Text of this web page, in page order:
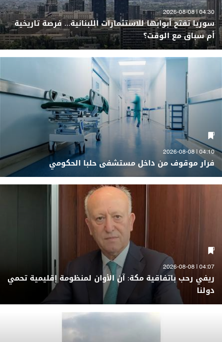
04:30 | 2026-08-08
سوريا تفتح أبوابها للاستثمارات اللبنانية... فرصة تاريخية
أم سباق مع الوقت؟
04:10 | 2026-08-08
فرار موقوف من داخل مستشفى حلبا الحكومي
04:07 | 2026-08-08
ريفي رحب باتفاقية مكة: آن الأوان لمنظومة إقليمية تحمي
دولنا